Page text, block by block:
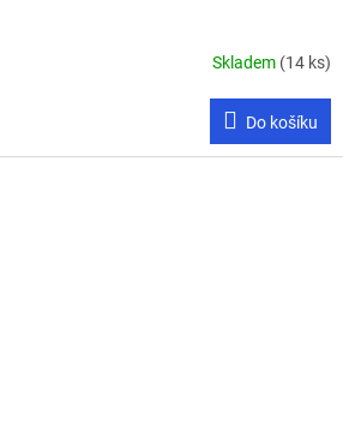
Skladem (14 ks)
Do košíku